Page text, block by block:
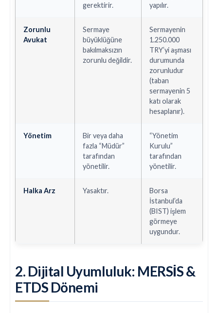
gerektirir.
yapılır.
Zorunlu
Avukat
Sermaye
büyüklüğüne
bakılmaksızın
zorunlu değildir.
Sermayenin
1.250.000
TRY’yi aşması
durumunda
zorunludur
(taban
sermayenin 5
katı olarak
hesaplanır).
Yönetim
Bir veya daha
fazla “Müdür”
tarafından
yönetilir.
“Yönetim
Kurulu”
tarafından
yönetilir.
Halka Arz Yasaktır.
Borsa
İstanbul’da
(BIST) işlem
görmeye
uygundur.
2. Dijital Uyumluluk: MERSİS &
ETDS Dönemi